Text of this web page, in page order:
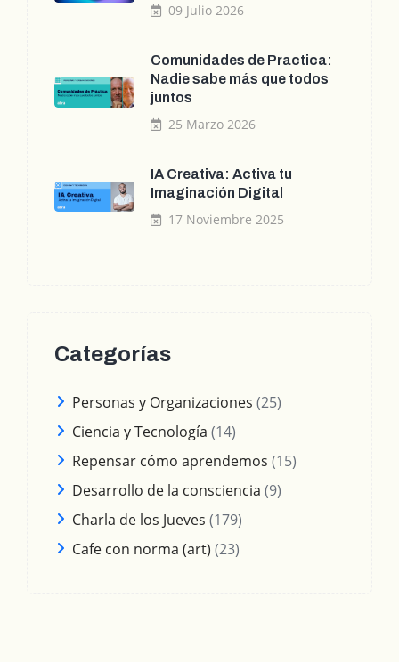
09 Julio 2026
Comunidades de Practica:
Nadie sabe más que todos
juntos
25 Marzo 2026
IA Creativa: Activa tu
Imaginación Digital
17 Noviembre 2025
Categorías
Personas y Organizaciones (25)
Ciencia y Tecnología (14)
Repensar cómo aprendemos (15)
Desarrollo de la consciencia (9)
Charla de los Jueves (179)
Cafe con norma (art) (23)